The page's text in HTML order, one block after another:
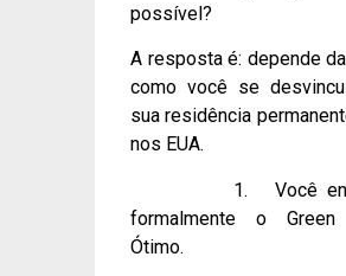
possível?
A resposta é: depende
como você se
sua residência
nos EUA.
1. Você
formalmente o Green
Ótimo.